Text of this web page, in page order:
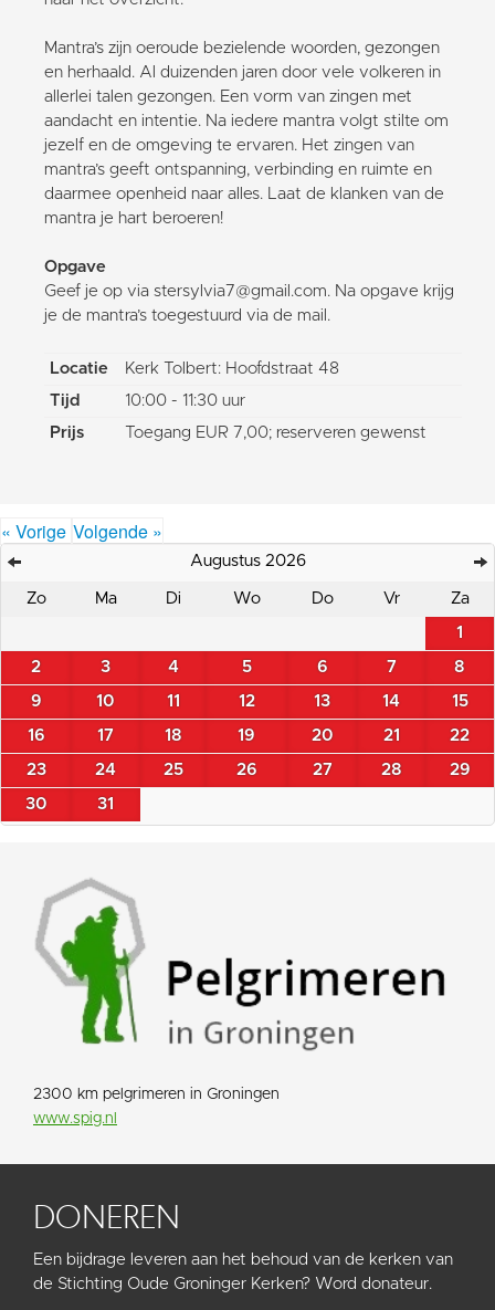
Mantra’s zijn oeroude bezielende woorden, gezongen
en herhaald. Al duizenden jaren door vele volkeren in
allerlei talen gezongen. Een vorm van zingen met
aandacht en intentie. Na iedere mantra volgt stilte om
jezelf en de omgeving te ervaren. Het zingen van
mantra’s geeft ontspanning, verbinding en ruimte en
daarmee openheid naar alles. Laat de klanken van de
mantra je hart beroeren!
Opgave
Geef je op via stersylvia7@gmail.com. Na opgave krijg
je de mantra’s toegestuurd via de mail.
Locatie
Kerk Tolbert: Hoofdstraat 48
Tijd
10:00 - 11:30 uur
Prijs
Toegang EUR 7,00; reserveren gewenst
« Vorige Volgende »
Augustus 2026
Zo Ma Di Wo Do Vr Za
1
2 3 4 5 6 7 8
9 10 11 12 13 14 15
16 17 18 19 20 21 22
23 24 25 26 27 28 29
30 31
2300 km pelgrimeren in Groningen
www.spig.nl
DONEREN
Een bijdrage leveren aan het behoud van de kerken van
de Stichting Oude Groninger Kerken? Word donateur.